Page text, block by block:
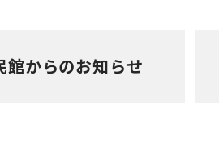
館からのお知らせ